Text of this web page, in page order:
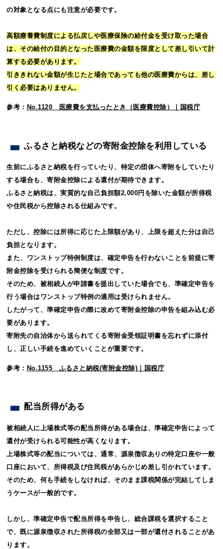
の対象となる点にも注意が必要です。
高額療養費制度による払戻しや医療保険の給付金を受け取った場合
は、その給付の目的となった医療費の金額を限度として差し引いて計
算する必要があります。
引ききれない金額が生じたと場合であっても他の医療費からは、差し
引く必要はありません。
参考： No.1120 医療費を支払ったとき（医療費控除）｜国税庁
ふるさと納税などの寄附金控除を利用している
生前にふるさと納税を行っていたり、特定の団体へ寄附をしていたり
する場合も、寄附金控除による還付が期待できます。
ふるさと納税は、実質的な自己負担額2,000円を除いた金額が所得税
や住民税から控除される仕組みです。
ただし、控除には所得に応じた上限額があり、上限を超えた分は自己
負担となります。
また、ワンストップ特例制度は、確定申告を行わないことを前提に寄
附金控除を受けられる簡便な制度です。
そのため、被相続人が申請書を提出していた場合でも、準確定申告を
行う場合はワンストップ特例の適用は受けられません。
したがって、準確定申告の際に改めて寄附金控除の申告を組み込む必
要があります。
寄附先の自治体から送られてくる寄附金受領証明書を忘れずに添付
し、正しい手続を進めていくことが重要です。
参考： No.1155 ふるさと納税(寄附金控除)｜国税庁
配当所得がある
被相続人に上場株式等の配当所得がある場合は、準確定申告によって
還付が受けられる可能性が高くなります。
上場株式等の配当については、通常、源泉徴収ありの特定口座や一般
口座において、所得税及び住民税があらかじめ差し引かれています。
そのため、何も手続をしなければ、そのまま課税関係が完結してしま
うケースが一般的です。
しかし、準確定申告で配当所得を申告し、総合課税を選択すること
で、既に源泉徴収された所得税の全部又は一部が還付されることがあ
ります。